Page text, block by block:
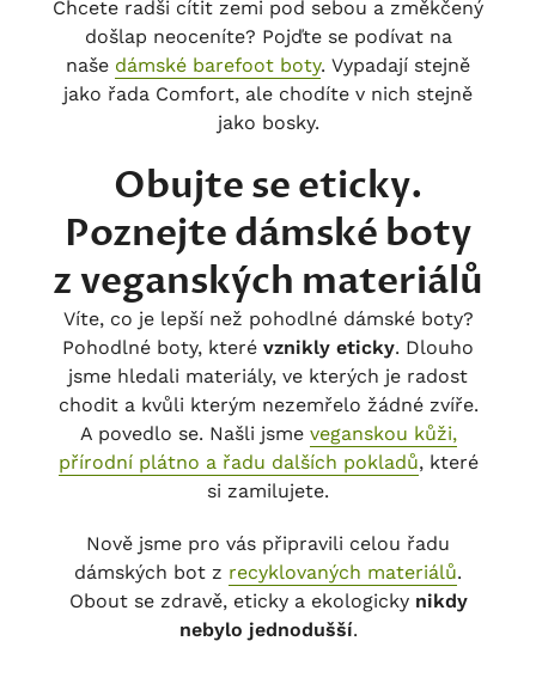
Chcete radši cítit zemi pod sebou a změkčený
došlap neoceníte? Pojďte se podívat na
naše dámské barefoot boty. Vypadají stejně
jako řada Comfort, ale chodíte v nich stejně
jako bosky.
Obujte se eticky.
Poznejte dámské boty
z veganských materiálů
Víte, co je lepší než pohodlné dámské boty?
Pohodlné boty, které vznikly eticky. Dlouho
jsme hledali materiály, ve kterých je radost
chodit a kvůli kterým nezemřelo žádné zvíře.
A povedlo se. Našli jsme veganskou kůži,
přírodní plátno a řadu dalších pokladů, které
si zamilujete.
Nově jsme pro vás připravili celou řadu
dámských bot z recyklovaných materiálů.
Obout se zdravě, eticky a ekologicky nikdy
nebylo jednodušší.